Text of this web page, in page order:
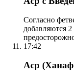
Согласно
добавляются
17:42
Аср